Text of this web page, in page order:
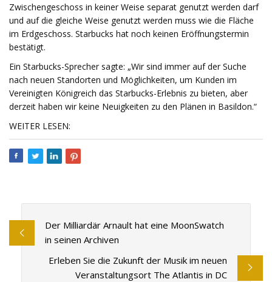
Zwischengeschoss in keiner Weise separat genutzt werden darf
und auf die gleiche Weise genutzt werden muss wie die Fläche
im Erdgeschoss. Starbucks hat noch keinen Eröffnungstermin
bestätigt.
Ein Starbucks-Sprecher sagte: „Wir sind immer auf der Suche
nach neuen Standorten und Möglichkeiten, um Kunden im
Vereinigten Königreich das Starbucks-Erlebnis zu bieten, aber
derzeit haben wir keine Neuigkeiten zu den Plänen in Basildon.“
WEITER LESEN:
Der Milliardär Arnault hat eine MoonSwatch
in seinen Archiven
Erleben Sie die Zukunft der Musik im neuen
Veranstaltungsort The Atlantis in DC